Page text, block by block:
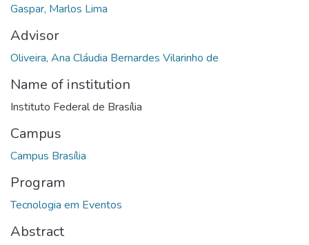
Gaspar, Marlos Lima
Advisor
Oliveira, Ana Cláudia Bernardes Vilarinho de
Name of institution
Instituto Federal de Brasília
Campus
Campus Brasília
Program
Tecnologia em Eventos
Abstract